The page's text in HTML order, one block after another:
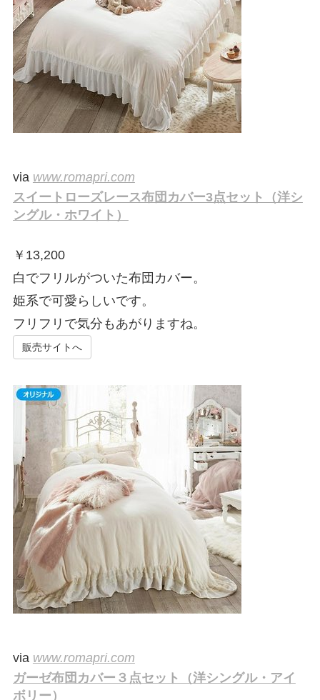
via www.romapri.com
スイートローズレース布団カバー3点セット（洋シ
ングル・ホワイト）
￥ 13,200
白でフリルがついた布団カバー。
姫系で可愛らしいです。
フリフリで気分もあがりますね。
販売サイトへ
via www.romapri.com
ガーゼ布団カバー３点セット（洋シングル・アイ
ボリー）